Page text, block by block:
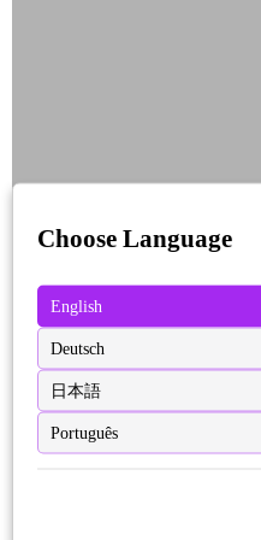
Choose Language
English
Deutsch
日本語
Português